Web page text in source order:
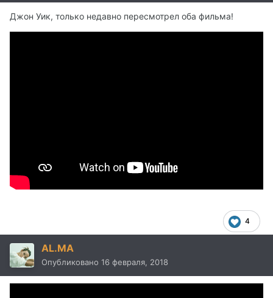
Джон Уик, только недавно пересмотрел оба фильма!
4
AL.MA
Опубликовано 16 февраля, 2018